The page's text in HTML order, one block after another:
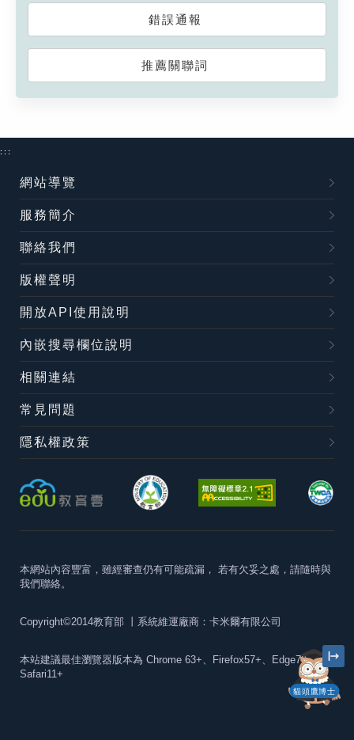
錯誤通報
推薦關聯詞
貓頭鷹博士
:::
網站導覽
服務簡介
聯絡我們
版權聲明
開放API使用說明
內嵌搜尋欄位說明
相關連結
常見問題
隱私權政策
本網站內容豐富，雖經審查仍有可能疏漏， 若有欠妥之處，請隨時與
我們聯絡。
Copyright©2014教育部 丨系統維運廠商：卡米爾有限公司
本站建議最佳瀏覽器版本為 Chrome 63+、Firefox57+、Edge79+及
Safari11+